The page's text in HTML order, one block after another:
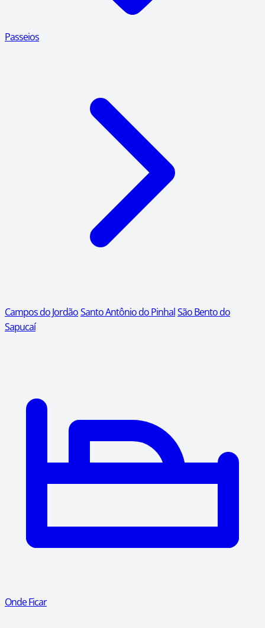
Passeios
Campos do JordãoSanto Antônio do PinhalSão Bento do
Sapucaí
Onde Ficar